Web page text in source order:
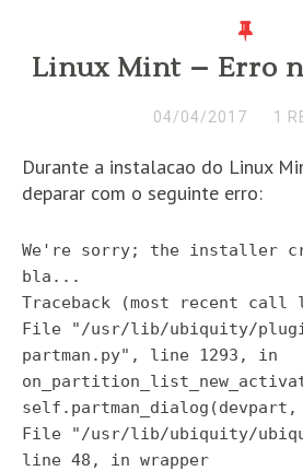
Linux Mint – Erro
04/04/2017 1
Durante a instalacao do Linux
deparar com o seguinte erro:
We're sorry; the installer
bla...
Traceback (most recent call
File "/usr/lib/ubiquity/
partman.py", line 1293, in
File "/usr/lib/ubiquity/
line 48, in wrapper